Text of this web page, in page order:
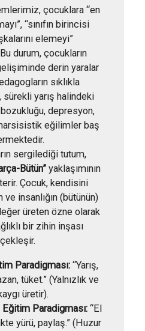
çocuklara “en
“sınıfın birincisi
elemeyi”
durum, çocukların
derin yaralar
sıklıkla
sürekli yarış halindeki
depresyon,
eğilimler baş
sergilediği tutum,
Bütün” yaklaşımının
Çocuk, kendisini
ve insanlığın (bütünün)
üreten özne olarak
bir zihin inşası
Paradigması:“Yarış,
tüket.” (Yalnızlık ve
üretir).
Paradigması: “El
yürü, paylaş.” (Huzur